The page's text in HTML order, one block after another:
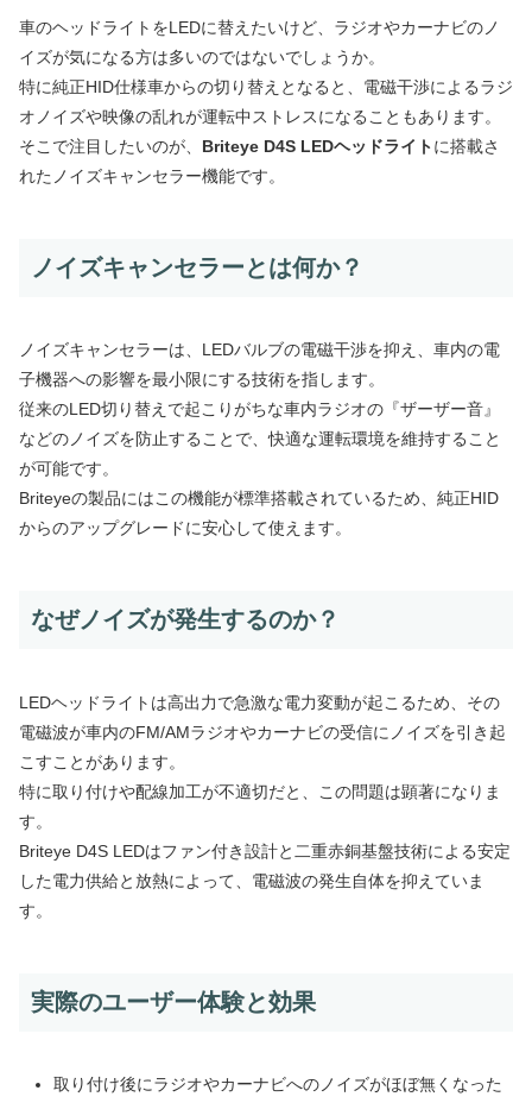
車のヘッドライトをLEDに替えたいけど、ラジオやカーナビのノ
イズが気になる方は多いのではないでしょうか。
特に純正HID仕様車からの切り替えとなると、電磁干渉によるラジ
オノイズや映像の乱れが運転中ストレスになることもあります。
そこで注目したいのが、 Briteye D4S LEDヘッドライトに搭載さ
れたノイズキャンセラー機能です。
ノイズキャンセラーとは何か？
ノイズキャンセラーは、LEDバルブの電磁干渉を抑え、車内の電
子機器への影響を最小限にする技術を指します。
従来のLED切り替えで起こりがちな車内ラジオの『ザーザー音』
などのノイズを防止することで、快適な運転環境を維持すること
が可能です。
Briteyeの製品にはこの機能が標準搭載されているため、純正HID
からのアップグレードに安心して使えます。
なぜノイズが発生するのか？
LEDヘッドライトは高出力で急激な電力変動が起こるため、その
電磁波が車内のFM/AMラジオやカーナビの受信にノイズを引き起
こすことがあります。
特に取り付けや配線加工が不適切だと、この問題は顕著になりま
す。
Briteye D4S LEDはファン付き設計と二重赤銅基盤技術による安定
した電力供給と放熱によって、電磁波の発生自体を抑えていま
す。
実際のユーザー体験と効果
取り付け後にラジオやカーナビへのノイズがほぼ無くなった